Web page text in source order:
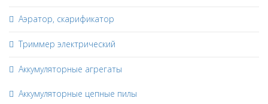
Аэратор, скарификатор
Триммер электрический
Аккумуляторные агрегаты
Аккумуляторные цепные пилы